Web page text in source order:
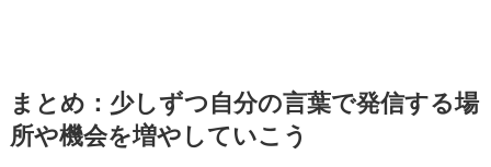
まとめ：少しずつ自分の言葉で発信する場
所や機会を増やしていこう